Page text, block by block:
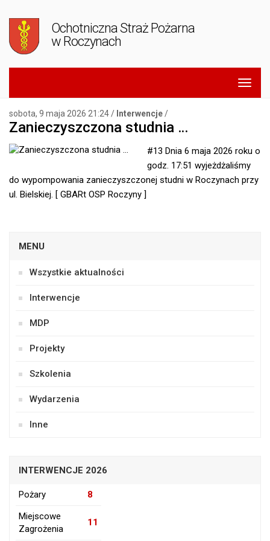
Ochotniczna Straż Pożarna
w Roczynach
sobota, 9 maja 2026 21:24 / Interwencje/
Zanieczyszczona studnia …
#13 Dnia 6 maja 2026 roku o
godz. 17:51 wyjeżdżaliśmy
do wypompowania zanieczyszczonej studni w Roczynach przy
ul. Bielskiej. [ GBARt OSP Roczyny ]
MENU
Wszystkie aktualności
Interwencje
MDP
Projekty
Szkolenia
Wydarzenia
Inne
INTERWENCJE 2026
Pożary
8
Miejscowe
Zagrożenia
11